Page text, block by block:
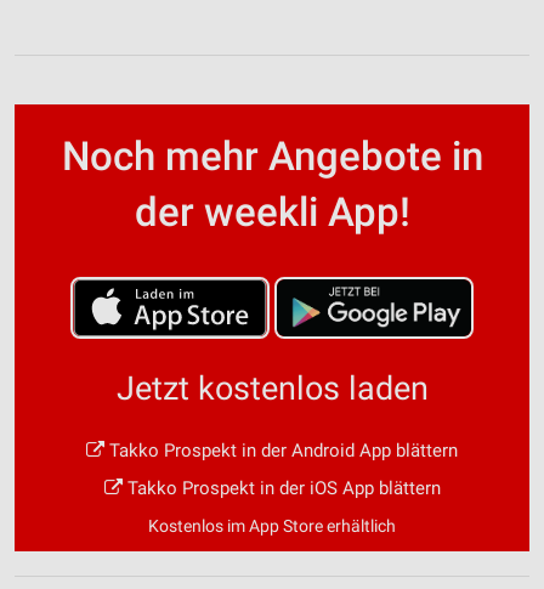
Noch mehr Angebote in
der weekli App!
Jetzt kostenlos laden
Takko Prospekt in der Android App blättern
Takko Prospekt in der iOS App blättern
Kostenlos im App Store erhältlich